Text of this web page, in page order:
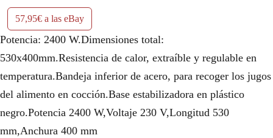
57,95€ a las eBay
Potencia: 2400 W.Dimensiones total:
530x400mm.Resistencia de calor, extraíble y regulable en
temperatura.Bandeja inferior de acero, para recoger los jugos
del alimento en cocción.Base estabilizadora en plástico
negro.Potencia 2400 W,Voltaje 230 V,Longitud 530
mm,Anchura 400 mm